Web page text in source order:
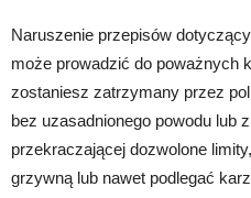
Naruszenie przepisów
może prowadzić do poważnych
zostaniesz zatrzymany przez
bez uzasadnionego powodu lub
przekraczającej dozwolone
grzywną lub nawet podlegać